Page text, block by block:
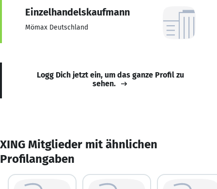
Einzelhandelskaufmann
Mömax Deutschland
Logg Dich jetzt ein, um das ganze Profil zu
sehen.
XING Mitglieder mit ähnlichen
Profilangaben